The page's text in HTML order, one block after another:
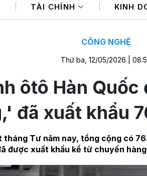
11:11 -Sản lượng vàng Trung
11:11-Cổ phiếu DMX chính
TÀI CHÍNH KINH
CÔNG NGHỆ
Thứ ba, 12/05/2026 |
ôtô Hàn
đã xuất khẩu
tháng Tư năm nay, tổng cộng có
được xuất khẩu kể từ chuyến